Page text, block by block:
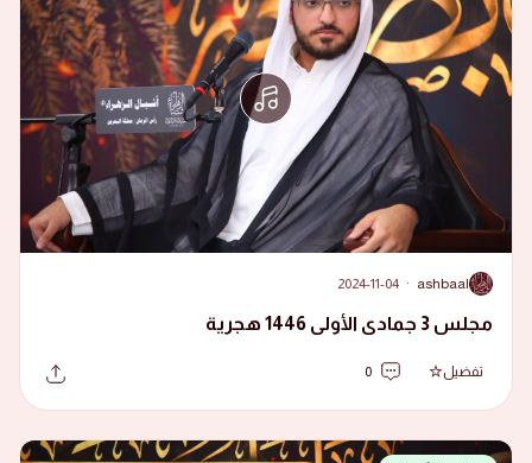
A
ashbaal
·
2024-11-04
مجلس 3 جمادى الأولى 1446 هجرية
تفضيل 0